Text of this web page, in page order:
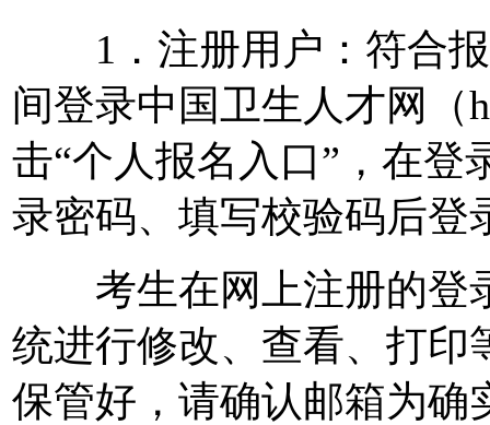
1．注册用户：符合报
间登录中国卫生人才网（
击“个人报名入口”，在登
录密码、填写校验码后登
考生在网上注册的登
统进行修改、查看、打印
保管好，请确认邮箱为确